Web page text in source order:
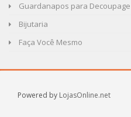
Guardanapos para Decoupage
Bijutaria
Faça Você Mesmo
Powered by LojasOnline.net